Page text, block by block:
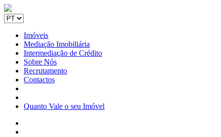
Imóveis
Mediação Imobiliária
Intermediação de Crédito
Sobre Nós
Recrutamento
Contactos
Quanto Vale o seu Imóvel